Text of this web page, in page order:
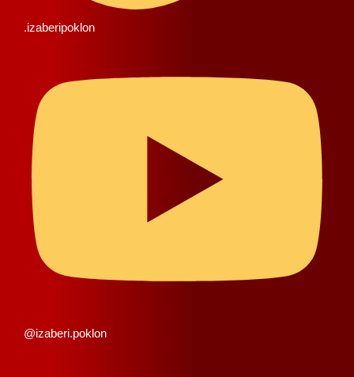
.izaberipoklon
@izaberi.poklon